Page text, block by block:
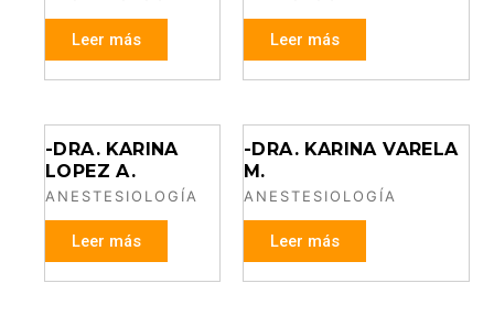
Leer más Leer más
-DRA. KARINA
LOPEZ A.
ANESTESIOLOGÍA
Leer más
-DRA. KARINA VARELA
M.
ANESTESIOLOGÍA
Leer más